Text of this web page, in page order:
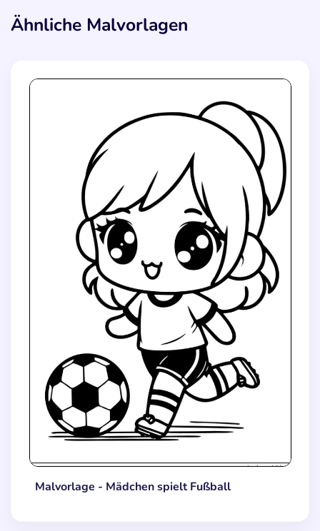
Ähnliche Malvorlagen
Malvorlage - Mädchen spielt Fußball